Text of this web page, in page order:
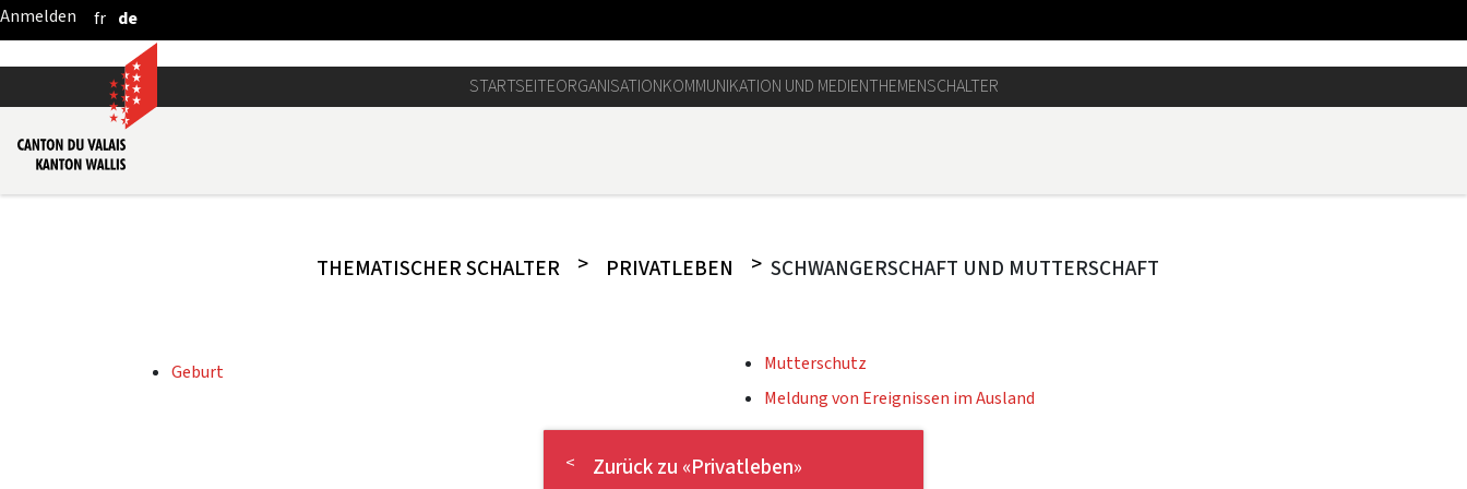
Zum Hauptinhalt springen
fr de
STARTSEITEORGANISATIONKOMMUNIKATION UND MEDIENTHEMENSCHALTER
THEMATISCHER SCHALTER PRIVATLEBEN SCHWANGERSCHAFT UND MUTTERSCHAFT
Geburt
Mutterschutz
Meldung von Ereignissen im Ausland
Zurück zu «Privatleben»